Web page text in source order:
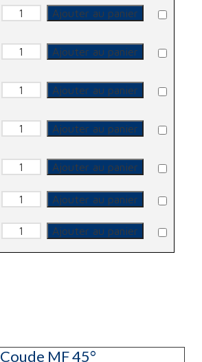
quantité
deAjouter au panier
quantité
deAjouter au panier
quantité
deAjouter au panier
quantité
deAjouter au panier
quantité
deAjouter au panier
quantité
deAjouter au panier
quantité
deAjouter au panier
Coude MF 45°